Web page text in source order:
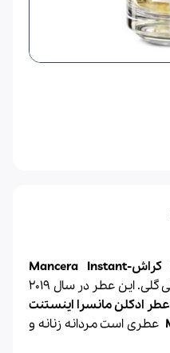
عطر ادکلن مانسرا اینستنت کراش-Mancera Instant
عطری است با رایحه شرقی گلی. این عطر در سال 2019
عطر ادکلن مانسرا اینستنت
عطری است مردانه زنانه و